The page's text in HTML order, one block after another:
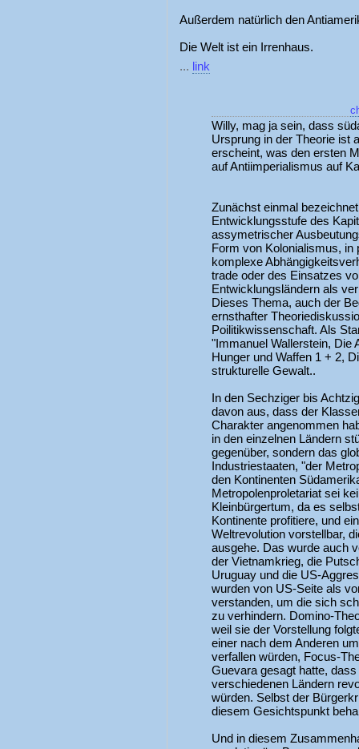
Außerdem natürlich den
Die Welt ist ein Irrenhaus.
... link
Willy, mag ja sein, dass
Ursprung in der Theorie ist
erscheint, was den ersten
auf Antiimperialismus auf
Zunächst einmal
Entwicklungsstufe des
assymetrischer
Form von Kolonialismus, in
komplexe
trade oder des Einsatzes
Entwicklungsländern als
Dieses Thema, auch der
ernsthafter
Poilitikwissenschaft. Als
"Immanuel Wallerstein, Die
Hunger und Waffen 1 + 2,
strukturelle Gewalt..
In den Sechziger bis
davon aus, dass der
Charakter angenommen
in den einzelnen Ländern
gegenüber, sondern das
Industriestaaten, "der
den Kontinenten
Metropolenproletariat sei
Kleinbürgertum, da es
Kontinente profitiere, und
Weltrevolution vorstellbar,
ausgehe. Das wurde auch
der Vietnamkrieg, die
Uruguay und die US-
wurden von US-Seite als
verstanden, um die sich
zu verhindern. Domino-
weil sie der Vorstellung
einer nach dem Anderen
verfallen würden, Focus-
Guevara gesagt hatte,
verschiedenen Ländern
würden. Selbst der
diesem Gesichtspunkt
Und in diesem